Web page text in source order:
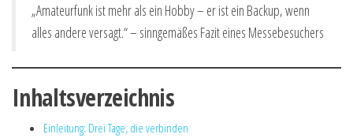
„Amateurfunk ist mehr als ein Hobby – er ist ein Backup, wenn
alles andere versagt.“ – sinngemäßes Fazit eines Messebesuchers
Inhaltsverzeichnis
Einleitung: Drei Tage, die verbinden